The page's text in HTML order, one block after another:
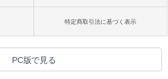
特定商取引法に基づく表示
PC版で見る